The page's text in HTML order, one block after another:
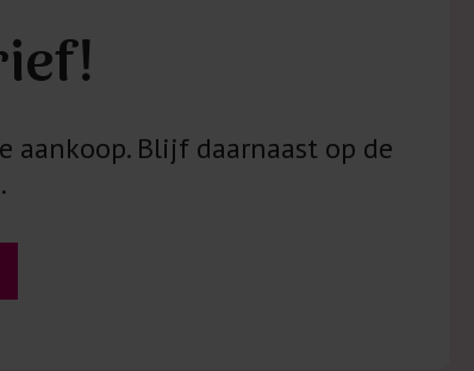
aankoop. Blijf daarnaast op de